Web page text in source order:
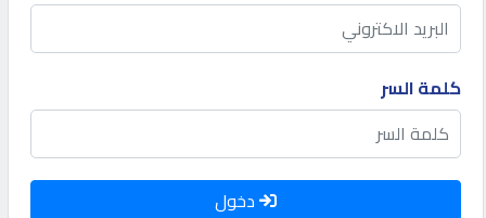
كيو
كيو
نمبر
كلمة السر
دخول